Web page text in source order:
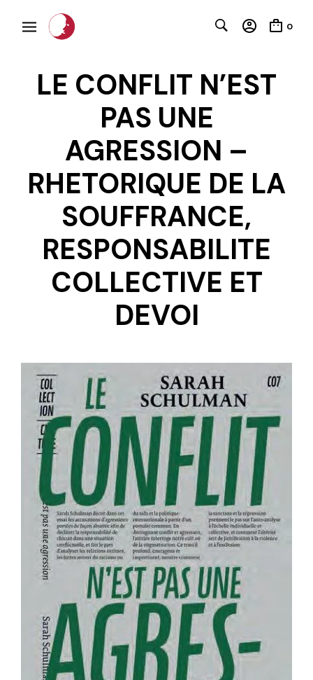
0
LE CONFLIT N’EST
PAS UNE
AGRESSION –
RHETORIQUE DE LA
SOUFFRANCE,
RESPONSABILITE
COLLECTIVE ET
DEVOI